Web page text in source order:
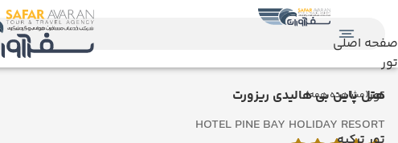
صفحه اصلی
تور
تور(مشاهده همه)
هتل پاین بی هالیدی ریزورت
HOTEL PINE BAY HOLIDAY RESORT